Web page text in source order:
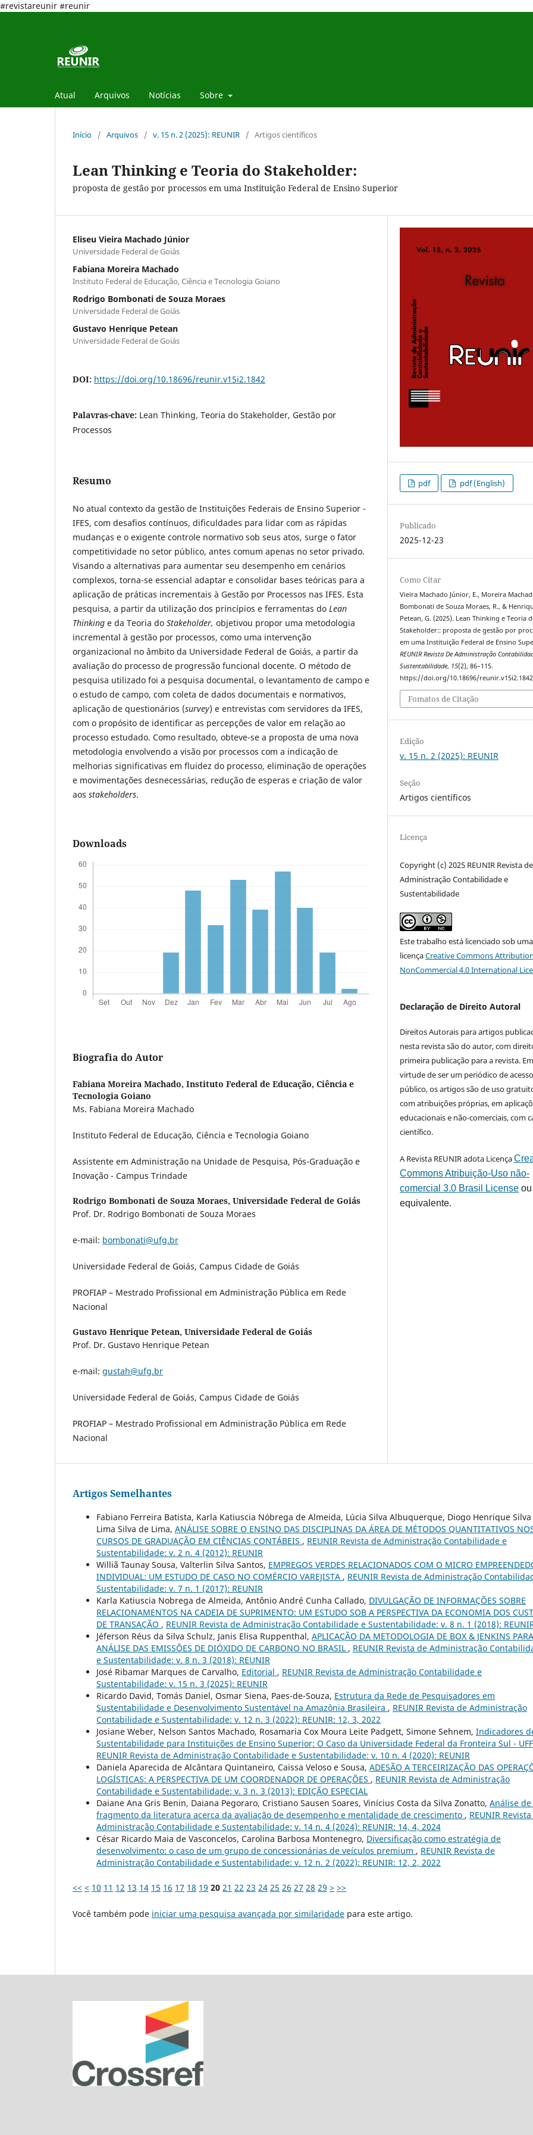
#revistareunir #reunir
Atual Arquivos Notícias Sobre
Início / Arquivos / v. 15 n. 2 (2025): REUNIR / Artigos científicos
Lean Thinking e Teoria do Stakeholder:
proposta de gestão por processos em uma Instituição Federal de Ensino Superior
Eliseu Vieira Machado Júnior
Universidade Federal de Goiás
Fabiana Moreira Machado
Instituto Federal de Educação, Ciência e Tecnologia Goiano
Rodrigo Bombonati de Souza Moraes
Universidade Federal de Goiás
Gustavo Henrique Petean
Universidade Federal de Goiás
DOI: https://doi.org/10.18696/reunir.v15i2.1842
Palavras-chave: Lean Thinking, Teoria do Stakeholder, Gestão por
Processos
Resumo
No atual contexto da gestão de Instituições Federais de Ensino Superior -
IFES, com desafios contínuos, dificuldades para lidar com as rápidas
mudanças e o exigente controle normativo sob seus atos, surge o fator
competitividade no setor público, antes comum apenas no setor privado.
Visando a alternativas para aumentar seu desempenho em cenários
complexos, torna-se essencial adaptar e consolidar bases teóricas para a
aplicação de práticas incrementais à Gestão por Processos nas IFES. Esta
pesquisa, a partir da utilização dos princípios e ferramentas do Lean
Thinking e da Teoria do Stakeholder, objetivou propor uma metodologia
incremental à gestão por processos, como uma intervenção
organizacional no âmbito da Universidade Federal de Goiás, a partir da
avaliação do processo de progressão funcional docente. O método de
pesquisa utilizado foi a pesquisa documental, o levantamento de campo e
o estudo de campo, com coleta de dados documentais e normativos,
aplicação de questionários (survey) e entrevistas com servidores da IFES,
com o propósito de identificar as percepções de valor em relação ao
processo estudado. Como resultado, obteve-se a proposta de uma nova
metodologia envolvendo a visão por processos com a indicação de
melhorias significativas em fluidez do processo, eliminação de operações
e movimentações desnecessárias, redução de esperas e criação de valor
aos stakeholders.
Downloads
Biografia do Autor
Fabiana Moreira Machado, Instituto Federal de Educação, Ciência e
Tecnologia Goiano
Ms. Fabiana Moreira Machado
Instituto Federal de Educação, Ciência e Tecnologia Goiano
Assistente em Administração na Unidade de Pesquisa, Pós-Graduação e
Inovação - Campus Trindade
Rodrigo Bombonati de Souza Moraes, Universidade Federal de Goiás
Prof. Dr. Rodrigo Bombonati de Souza Moraes
e-mail: bombonati@ufg.br
Universidade Federal de Goiás, Campus Cidade de Goiás
PROFIAP – Mestrado Profissional em Administração Pública em Rede
Nacional
Gustavo Henrique Petean, Universidade Federal de Goiás
Prof. Dr. Gustavo Henrique Petean
e-mail: gustah@ufg.br
Universidade Federal de Goiás, Campus Cidade de Goiás
PROFIAP – Mestrado Profissional em Administração Pública em Rede
Nacional
pdf pdf (English)
Publicado
2025-12-23
Como Citar
Vieira Machado Júnior, E., Moreira
Bombonati de Souza Moraes, R., &
Petean, G. (2025). Lean Thinking e Teoria
Stakeholder:: proposta de gestão por
em uma Instituição Federal de Ensino
REUNIR Revista De Administração
Sustentabilidade, 15(2), 86–115.
https://doi.org/10.18696/reunir.v15i2.1842
Fomatos de Citação
Edição
v. 15 n. 2 (2025): REUNIR
Seção
Artigos científicos
Licença
Copyright (c) 2025 REUNIR Revista de
Administração Contabilidade e
Sustentabilidade
Este trabalho está licenciado sob uma
licençaCreative Commons
NonCommercial 4.0 International
Declaração de Direito Autoral
Direitos Autorais para artigos
nesta revista são do autor, com
primeira publicação para a revista. Em
virtude de ser um periódico de acesso
público, os artigos são de uso
com atribuições próprias, em
educacionais e não-comerciais, com
científico.
A Revista REUNIR adota Licença
Commons Atribuição-Uso não-
comercial 3.0 Brasil License
equivalente.
Artigos Semelhantes
Fabiano Ferreira Batista, Karla Katiuscia Nóbrega de Almeida, Lúcia Silva Albuquerque, Diogo Henrique Silva
Lima Silva de Lima, ANÁLISE SOBRE O ENSINO DAS DISCIPLINAS DA ÁREA DE MÉTODOS QUANTITATIVOS
CURSOS DE GRADUAÇÃO EM CIÊNCIAS CONTÁBEIS , REUNIR Revista de Administração Contabilidade e
Sustentabilidade: v. 2 n. 4 (2012): REUNIR
Williã Taunay Sousa, Valterlin Silva Santos, EMPREGOS VERDES RELACIONADOS COM O MICRO
INDIVIDUAL: UM ESTUDO DE CASO NO COMÉRCIO VAREJISTA , REUNIR Revista de Administração
Sustentabilidade: v. 7 n. 1 (2017): REUNIR
Karla Katiuscia Nobrega de Almeida, Antônio André Cunha Callado, DIVULGAÇÃO DE INFORMAÇÕES SOBRE
RELACIONAMENTOS NA CADEIA DE SUPRIMENTO: UM ESTUDO SOB A PERSPECTIVA DA ECONOMIA DOS
DE TRANSAÇÃO , REUNIR Revista de Administração Contabilidade e Sustentabilidade: v. 8 n. 1 (2018):
Jéferson Réus da Silva Schulz, Janis Elisa Ruppenthal, APLICAÇÃO DA METODOLOGIA DE BOX & JENKINS PARA
ANÁLISE DAS EMISSÕES DE DIÓXIDO DE CARBONO NO BRASIL , REUNIR Revista de Administração
e Sustentabilidade: v. 8 n. 3 (2018): REUNIR
José Ribamar Marques de Carvalho, Editorial , REUNIR Revista de Administração Contabilidade e
Sustentabilidade: v. 15 n. 3 (2025): REUNIR
Ricardo David, Tomás Daniel, Osmar Siena, Paes-de-Souza, Estrutura da Rede de Pesquisadores em
Sustentabilidade e Desenvolvimento Sustentável na Amazônia Brasileira , REUNIR Revista de Administração
Contabilidade e Sustentabilidade: v. 12 n. 3 (2022): REUNIR: 12, 3, 2022
Josiane Weber, Nelson Santos Machado, Rosamaria Cox Moura Leite Padgett, Simone Sehnem, Indicadores
Sustentabilidade para Instituições de Ensino Superior: O Caso da Universidade Federal da Fronteira Sul -
REUNIR Revista de Administração Contabilidade e Sustentabilidade: v. 10 n. 4 (2020): REUNIR
Daniela Aparecida de Alcântara Quintaneiro, Caissa Veloso e Sousa, ADESÃO A TERCEIRIZAÇÃO DAS
LOGÍSTICAS: A PERSPECTIVA DE UM COORDENADOR DE OPERAÇÕES , REUNIR Revista de Administração
Contabilidade e Sustentabilidade: v. 3 n. 3 (2013): EDIÇÃO ESPECIAL
Daiane Ana Gris Benin, Daiana Pegoraro, Cristiano Sausen Soares, Vinícius Costa da Silva Zonatto, Análise
fragmento da literatura acerca da avaliação de desempenho e mentalidade de crescimento , REUNIR
Administração Contabilidade e Sustentabilidade: v. 14 n. 4 (2024): REUNIR: 14, 4, 2024
César Ricardo Maia de Vasconcelos, Carolina Barbosa Montenegro, Diversificação como estratégia de
desenvolvimento: o caso de um grupo de concessionárias de veículos premium , REUNIR Revista de
Administração Contabilidade e Sustentabilidade: v. 12 n. 2 (2022): REUNIR: 12, 2, 2022
<< < 10 11 12 13 14 15 16 17 18 19 20 21 22 23 24 25 26 27 28 29 > >>
Você também pode iniciar uma pesquisa avançada por similaridade para este artigo.